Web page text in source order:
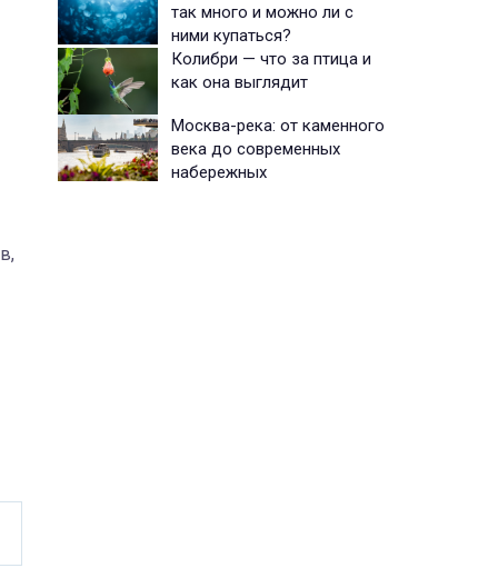
так много и можно ли с
ними купаться?
Колибри — что за птица и
как она выглядит
Москва-река: от каменного
века до современных
набережных